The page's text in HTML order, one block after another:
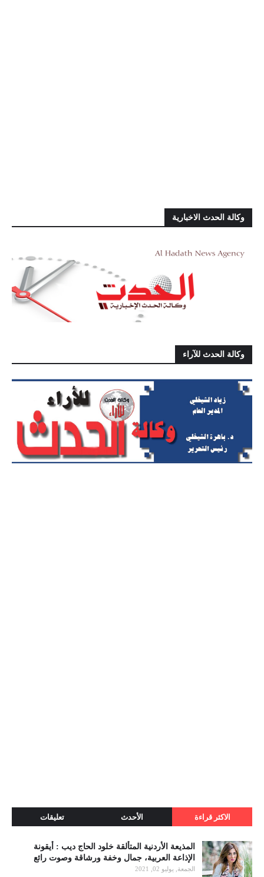
وكالة الحدث الاخبارية
وكالة الحدث للآراء
الاكثر قراءة الأحدث تعليقات
المذيعة الأردنية المتألقة خلود الحاج ديب : أيقونة
الإذاعة العربية، جمال وخفة ورشاقة وصوت رائع
الجمعة, يوليو 02, 2021